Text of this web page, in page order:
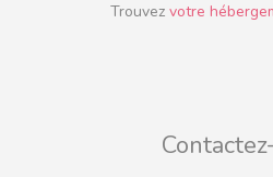
Trouvez votre
Contactez-